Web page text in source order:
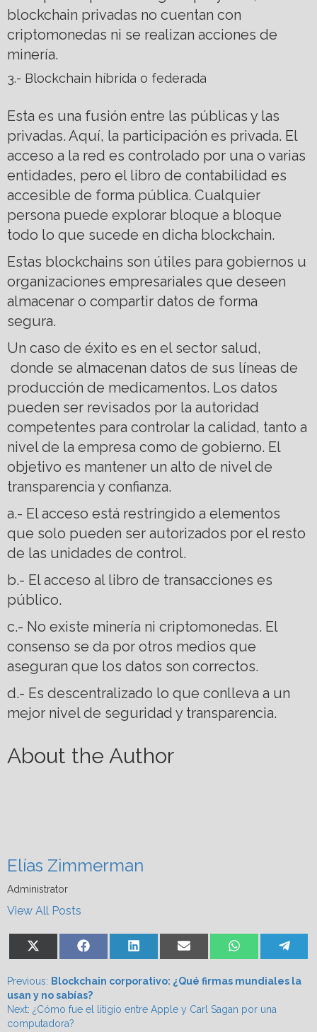
blockchain privadas no cuentan con
criptomonedas ni se realizan acciones de
minería.
3.- Blockchain híbrida o federada
Esta es una fusión entre las públicas y las
privadas. Aquí, la participación es privada. El
acceso a la red es controlado por una o varias
entidades, pero el libro de contabilidad es
accesible de forma pública. Cualquier
persona puede explorar bloque a bloque
todo lo que sucede en dicha blockchain.
Estas blockchains son útiles para gobiernos u
organizaciones empresariales que deseen
almacenar o compartir datos de forma
segura.
Un caso de éxito es en el sector salud,
donde se almacenan datos de sus líneas de
producción de medicamentos. Los datos
pueden ser revisados por la autoridad
competentes para controlar la calidad, tanto a
nivel de la empresa como de gobierno. El
objetivo es mantener un alto de nivel de
transparencia y confianza.
a.- El acceso está restringido a elementos
que solo pueden ser autorizados por el resto
de las unidades de control.
b.- El acceso al libro de transacciones es
público.
c.- No existe minería ni criptomonedas. El
consenso se da por otros medios que
aseguran que los datos son correctos.
d.- Es descentralizado lo que conlleva a un
mejor nivel de seguridad y transparencia.
About the Author
Elías Zimmerman
Administrator
View All Posts
(Twitter)
Facebook LinkedIn WhatsApp
Post
navigation
Previous: Blockchain corporativo: ¿Qué firmas mundiales la
usan y no sabías?
Next: ¿Cómo fue el litigio entre Apple y Carl Sagan por una
computadora?